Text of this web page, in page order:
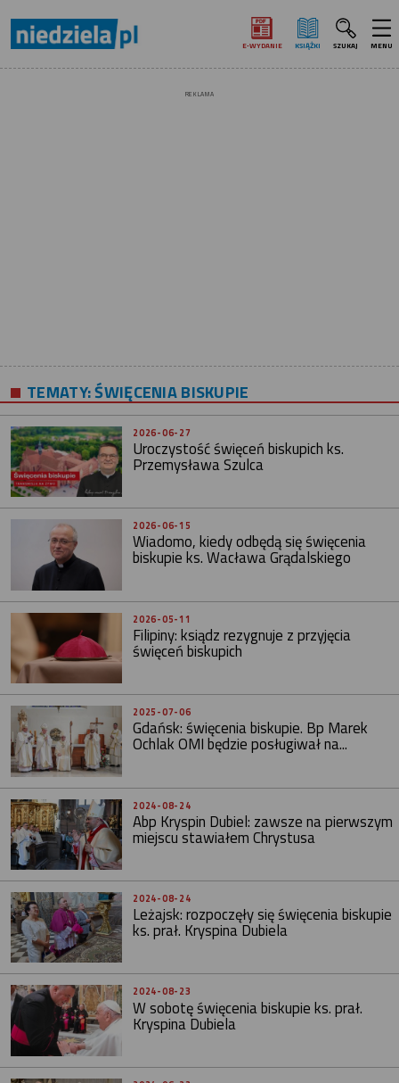
E‑WYDANIE KSIĄŻKI SZUKAJ MENU
REKLAMA
TEMATY:ŚWIĘCENIA BISKUPIE
2026-06-27
Uroczystość święceń biskupich ks.
Przemysława Szulca
2026-06-15
Wiadomo, kiedy odbędą się święcenia
biskupie ks. Wacława Grądalskiego
2026-05-11
Filipiny: ksiądz rezygnuje z przyjęcia
święceń biskupich
2025-07-06
Gdańsk: święcenia biskupie. Bp Marek
Ochlak OMI będzie posługiwał na...
2024-08-24
Abp Kryspin Dubiel: zawsze na pierwszym
miejscu stawiałem Chrystusa
2024-08-24
Leżajsk: rozpoczęły się święcenia biskupie
ks. prał. Kryspina Dubiela
2024-08-23
W sobotę święcenia biskupie ks. prał.
Kryspina Dubiela